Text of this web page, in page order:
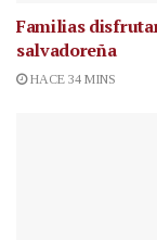
Familias
salvadoreña
HACE 34 MINS